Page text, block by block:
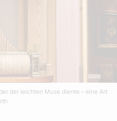
der leichten Muse diente – eine Art